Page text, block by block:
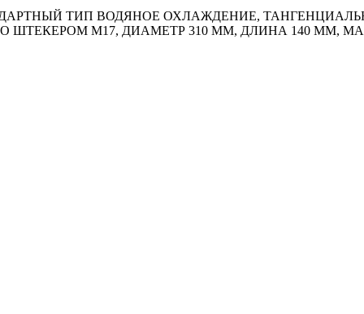
ТИП ВОДЯНОЕ ОХЛАЖДЕНИЕ,
M17, ДИАМЕТР 310 ММ, ДЛИНА 140 ММ,